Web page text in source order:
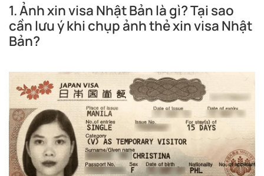
1. Ảnh xin visa Nhật Bản là gì? Tại sao
cần lưu ý khi chụp ảnh thẻ xin visa Nhật
Bản?